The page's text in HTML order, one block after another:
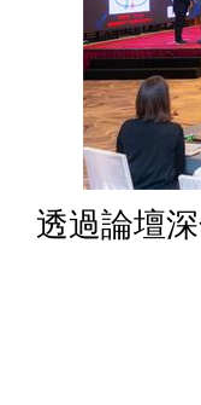
透過論壇